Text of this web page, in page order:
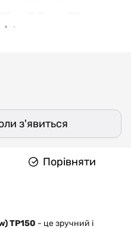
з'явиться
Порівняти
TP150 - це зручний і